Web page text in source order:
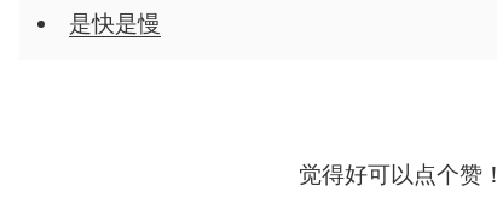
是快是慢
觉得好可以点个赞！